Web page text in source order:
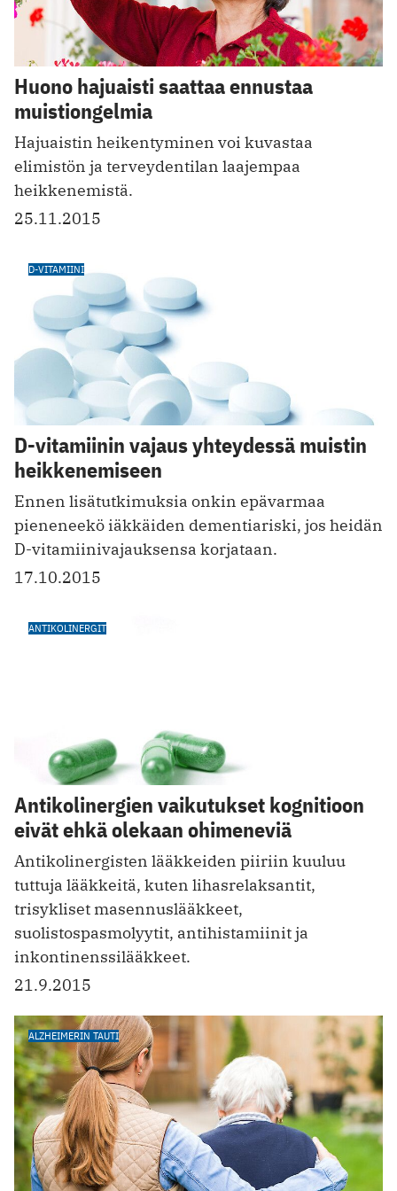
Huono hajuaisti saattaa ennustaa
muistiongelmia
Hajuaistin heikentyminen voi kuvastaa
elimistön ja terveydentilan laajempaa
heikkenemistä.
25.11.2015
D-VITAMIINI
D-vitamiinin vajaus yhteydessä muistin
heikkenemiseen
Ennen lisätutkimuksia onkin epävarmaa
pieneneekö iäkkäiden dementiariski, jos heidän
D-vitamiinivajauksensa korjataan.
17.10.2015
ANTIKOLINERGIT
Antikolinergien vaikutukset kognitioon
eivät ehkä olekaan ohimeneviä
Antikolinergisten lääkkeiden piiriin kuuluu
tuttuja lääkkeitä, kuten lihasrelaksantit,
trisykliset masennuslääkkeet,
suolistospasmolyytit, antihistamiinit ja
inkontinenssilääkkeet.
21.9.2015
ALZHEIMERIN TAUTI